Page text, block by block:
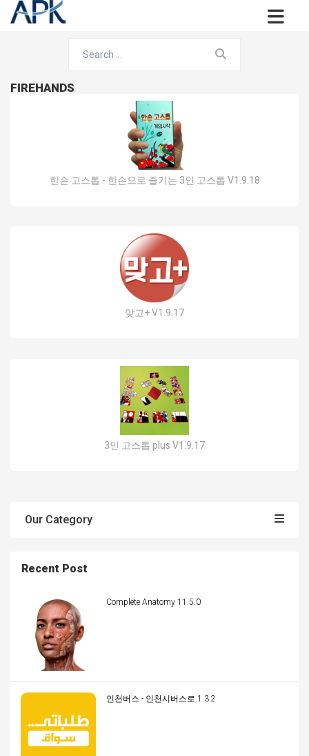
FIREHANDS
한손 고스톱 - 한손으로 즐기는 3인 고스톱 V1.9.18
맞고+ V1.9.17
3인 고스톱 plus V1.9.17
Our Category
Recent Post
Complete Anatomy 11.5.0
인천버스 - 인천시버스로 1.3.2